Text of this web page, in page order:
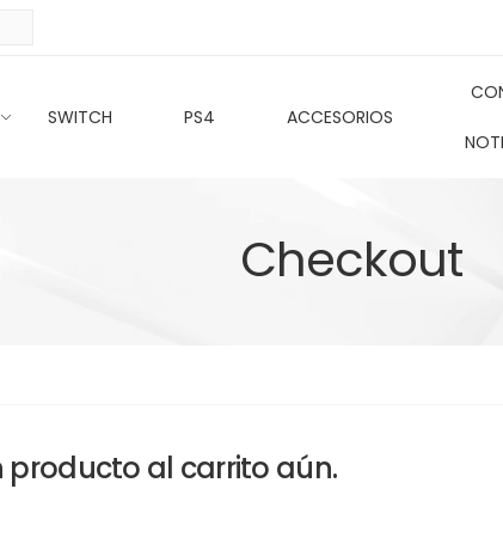
SWITCH PS4 ACCESORIOS
Checkout
al carrito aún.